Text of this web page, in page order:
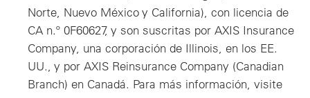
Norte, Nuevo México y California), con licencia de
CA n.º 0F60627, y son suscritas por AXIS Insurance
Company, una corporación de Illinois, en los EE.
UU., y por AXIS Reinsurance Company (Canadian
Branch) en Canadá. Para más información, visite